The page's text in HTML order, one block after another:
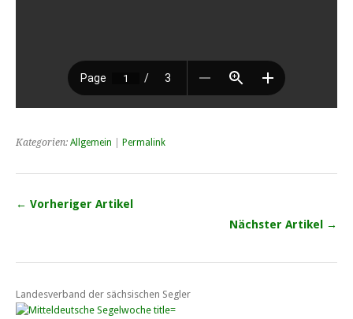
Kategorien: Allgemein Permalink
← Vorheriger Artikel
Nächster Artikel →
Landesverband der sächsischen Segler